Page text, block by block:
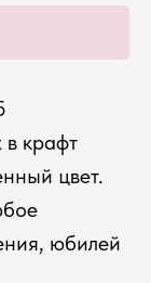
крафт
цвет.
юбилей